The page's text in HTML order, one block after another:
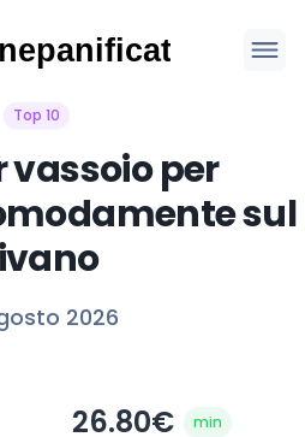
Top 10
vassoio per
sul
2026
26.80€ min